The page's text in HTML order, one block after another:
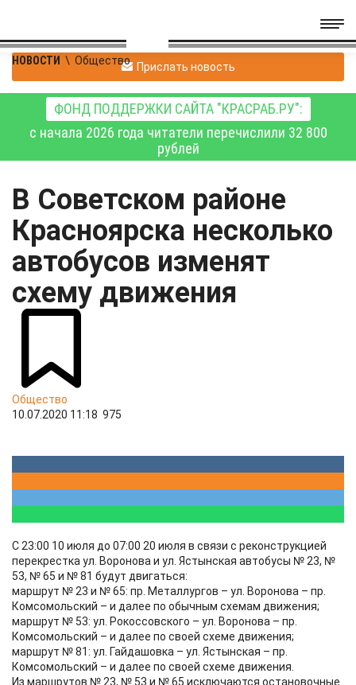
НОВОСТИ \ Общество Прислать новость
ФОНД ПОДДЕРЖКИ САЙТА "КРАСРАБ.РУ":
с начала 2026 года читатели перечислили 32 800
рублей
В Советском районе
Красноярска несколько
автобусов изменят
схему движения
Общество
10.07.2020 11:18 975
С 23:00 10 июля до 07:00 20 июля в связи с реконструкцией
перекрестка ул. Воронова и ул. Ястынская автобусы № 23, №
53, № 65 и № 81 будут двигаться:
маршрут № 23 и № 65: пр. Металлургов – ул. Воронова – пр.
Комсомольский – и далее по обычным схемам движения;
маршрут № 53: ул. Рокоссовского – ул. Воронова – пр.
Комсомольский – и далее по своей схеме движения;
маршрут № 81: ул. Гайдашовка – ул. Ястынская – пр.
Комсомольский – и далее по своей схеме движения.
Из маршрутов № 23, № 53 и № 65 исключаются остановочные